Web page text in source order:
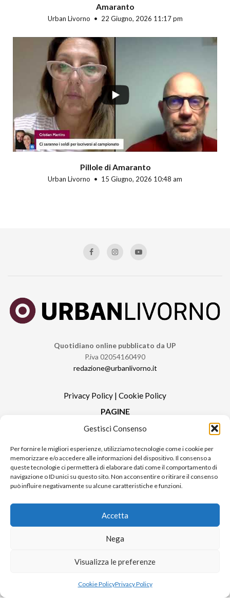
Gestisci Consenso
Per fornire le migliori esperienze, utilizziamo tecnologie come i cookie per
memorizzare e/o accedere alle informazioni del dispositivo. Il consenso a
queste tecnologie ci permetterà di elaborare dati come il comportamento di
navigazione o ID unici su questo sito. Non acconsentire o ritirare il consenso
può influire negativamente su alcune caratteristiche e funzioni.
Accetta
Nega
Visualizza le preferenze
Cookie PolicyPrivacy Policy
Amaranto
Urban Livorno 22 Giugno, 2026 11:17 pm
Pillole di Amaranto
Urban Livorno 15 Giugno, 2026 10:48 am
Quotidiano online pubblicato da UP
P.iva 02054160490
redazione@urbanlivorno.it
Privacy Policy | Cookie Policy
PAGINE
Redazione
Contatti
Pubblicità
Sitemap
RUBRICHE
Urban Video
© 2024 UP di Poggianti Simona | Urban Livorno è una testata giornalistica